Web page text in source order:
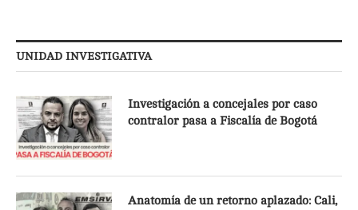
UNIDAD INVESTIGATIVA
Investigación a concejales por caso
contralor pasa a Fiscalía de Bogotá
Anatomía de un retorno aplazado: Cali,